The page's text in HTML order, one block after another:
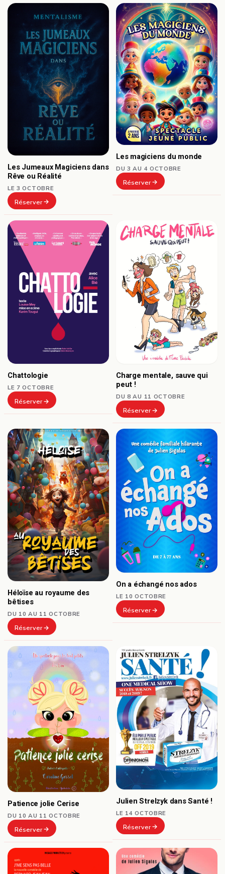
Les Jumeaux Magiciens dans
Rêve ou Réalité
LE 3 OCTOBRE
Réserver
Les magiciens du monde
DU 3 AU 4 OCTOBRE
Réserver
Chattologie
LE 7 OCTOBRE
Réserver
Charge mentale, sauve qui
peut !
DU 8 AU 11 OCTOBRE
Réserver
Héloïse au royaume des
bêtises
DU 10 AU 11 OCTOBRE
Réserver
On a échangé nos ados
LE 10 OCTOBRE
Réserver
Patience jolie Cerise
DU 10 AU 11 OCTOBRE
Réserver
Julien Strelzyk dans Santé !
LE 14 OCTOBRE
Réserver